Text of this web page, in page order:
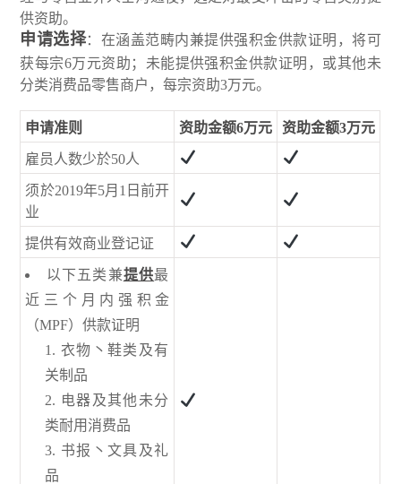
供资助。
申请选择：在涵盖范畴内兼提供强积金供款证明，将可
获每宗6万元资助；未能提供强积金供款证明，或其他未
分类消费品零售商户，每宗资助3万元。
申请准则 资助金额6万元 资助金额3万元
雇员人数少於50人
须於2019年5月1日前开
业
提供有效商业登记证
以下五类兼提供最
近三个月内强积金
（MPF）供款证明
衣物丶鞋类及有
关制品
电器及其他未分
类耐用消费品
书报丶文具及礼
品